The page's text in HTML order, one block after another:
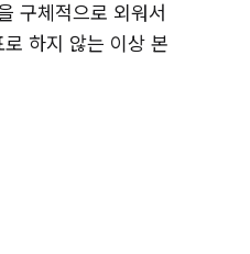
구체적으로 외워서
하지 않는 이상 본